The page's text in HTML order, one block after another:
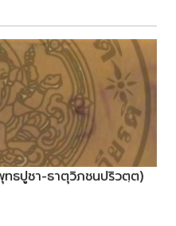
ธปูชา-ธาตุวิภชนปริวตฺต)